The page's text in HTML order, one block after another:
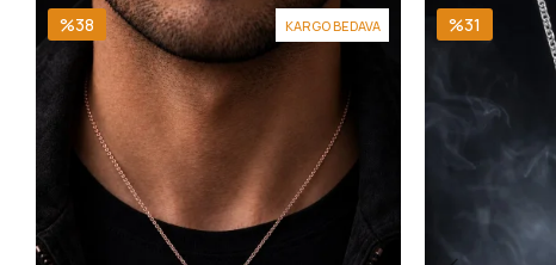
KARGO BEDAVA
%38 %31